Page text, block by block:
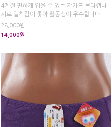
4계절 편하게 입을 수 있는 쟈가드 브라캡나
시로 밀착감이 좋아 활동성이 우수합니다.
28,000원
14,000원